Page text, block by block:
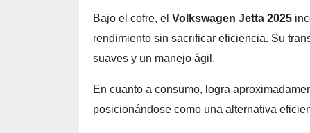
Bajo el cofre, el Volkswagen Jetta 2025
rendimiento sin sacrificar eficiencia. Su
suaves y un manejo ágil.
En cuanto a consumo, logra
posicionándose como una alternativa